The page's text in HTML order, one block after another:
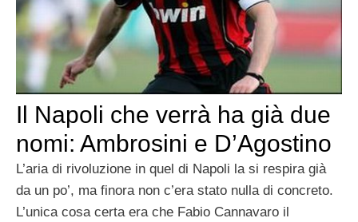
Il Napoli che verrà ha già due
nomi: Ambrosini e D’Agostino
L’aria di rivoluzione in quel di Napoli la si respira già
da un po’, ma finora non c’era stato nulla di concreto.
L’unica cosa certa era che Fabio Cannavaro il